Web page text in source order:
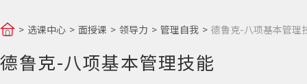
选课中心 面授课 领导力 管理自我 德鲁克-八项基本管理
德鲁克-八项基本管理技能